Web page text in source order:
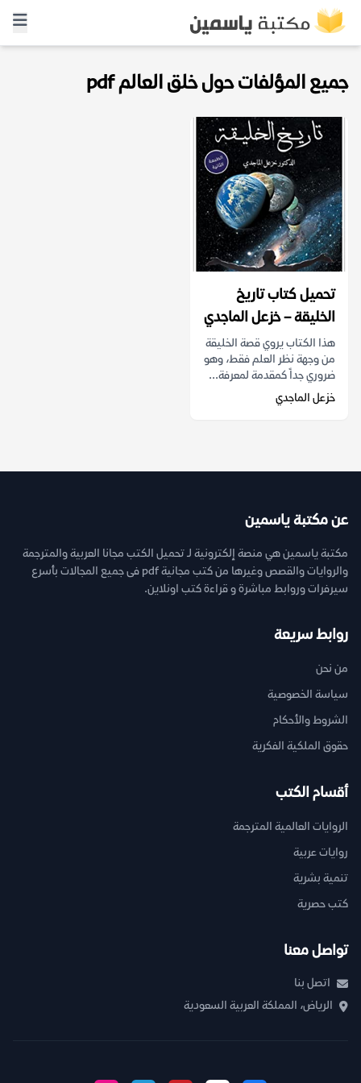
جميع المؤلفات حول خلق العالم pdf
تحميل كتاب تاريخ
الخليقة – خزعل الماجدي
هذا الكتاب يروي قصة الخليقة
من وجهة نظر العلم فقط، وهو
ضروري جداً كمقدمة لمعرفة...
خزعل الماجدي
عن مكتبة ياسمين
مكتبة ياسمين هي منصة إلكترونية لـ تحميل الكتب مجانا العربية والمترجمة
والروايات والقصص وغيرها من كتب مجانية pdf فى جميع المجالات بأسرع
سيرفرات وروابط مباشرة و قراءة كتب اونلاين.
روابط سريعة
من نحن
سياسة الخصوصية
الشروط والأحكام
حقوق الملكية الفكرية
أقسام الكتب
الروايات العالمية المترجمة
روايات عربية
تنمية بشرية
كتب حصرية
تواصل معنا
اتصل بنا
الرياض، المملكة العربية السعودية